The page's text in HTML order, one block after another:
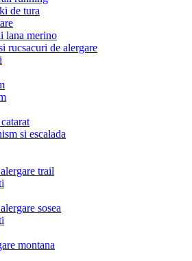
de tura
lana merino
rucsacuri de alergare
si escalada
trail
sosea
montana